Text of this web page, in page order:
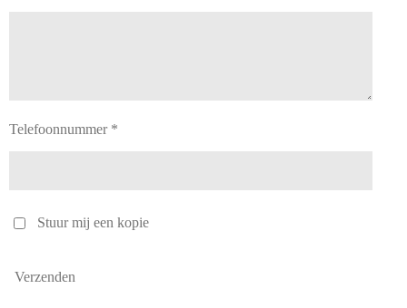
Telefoonnummer *
Stuur mij een kopie
Verzenden